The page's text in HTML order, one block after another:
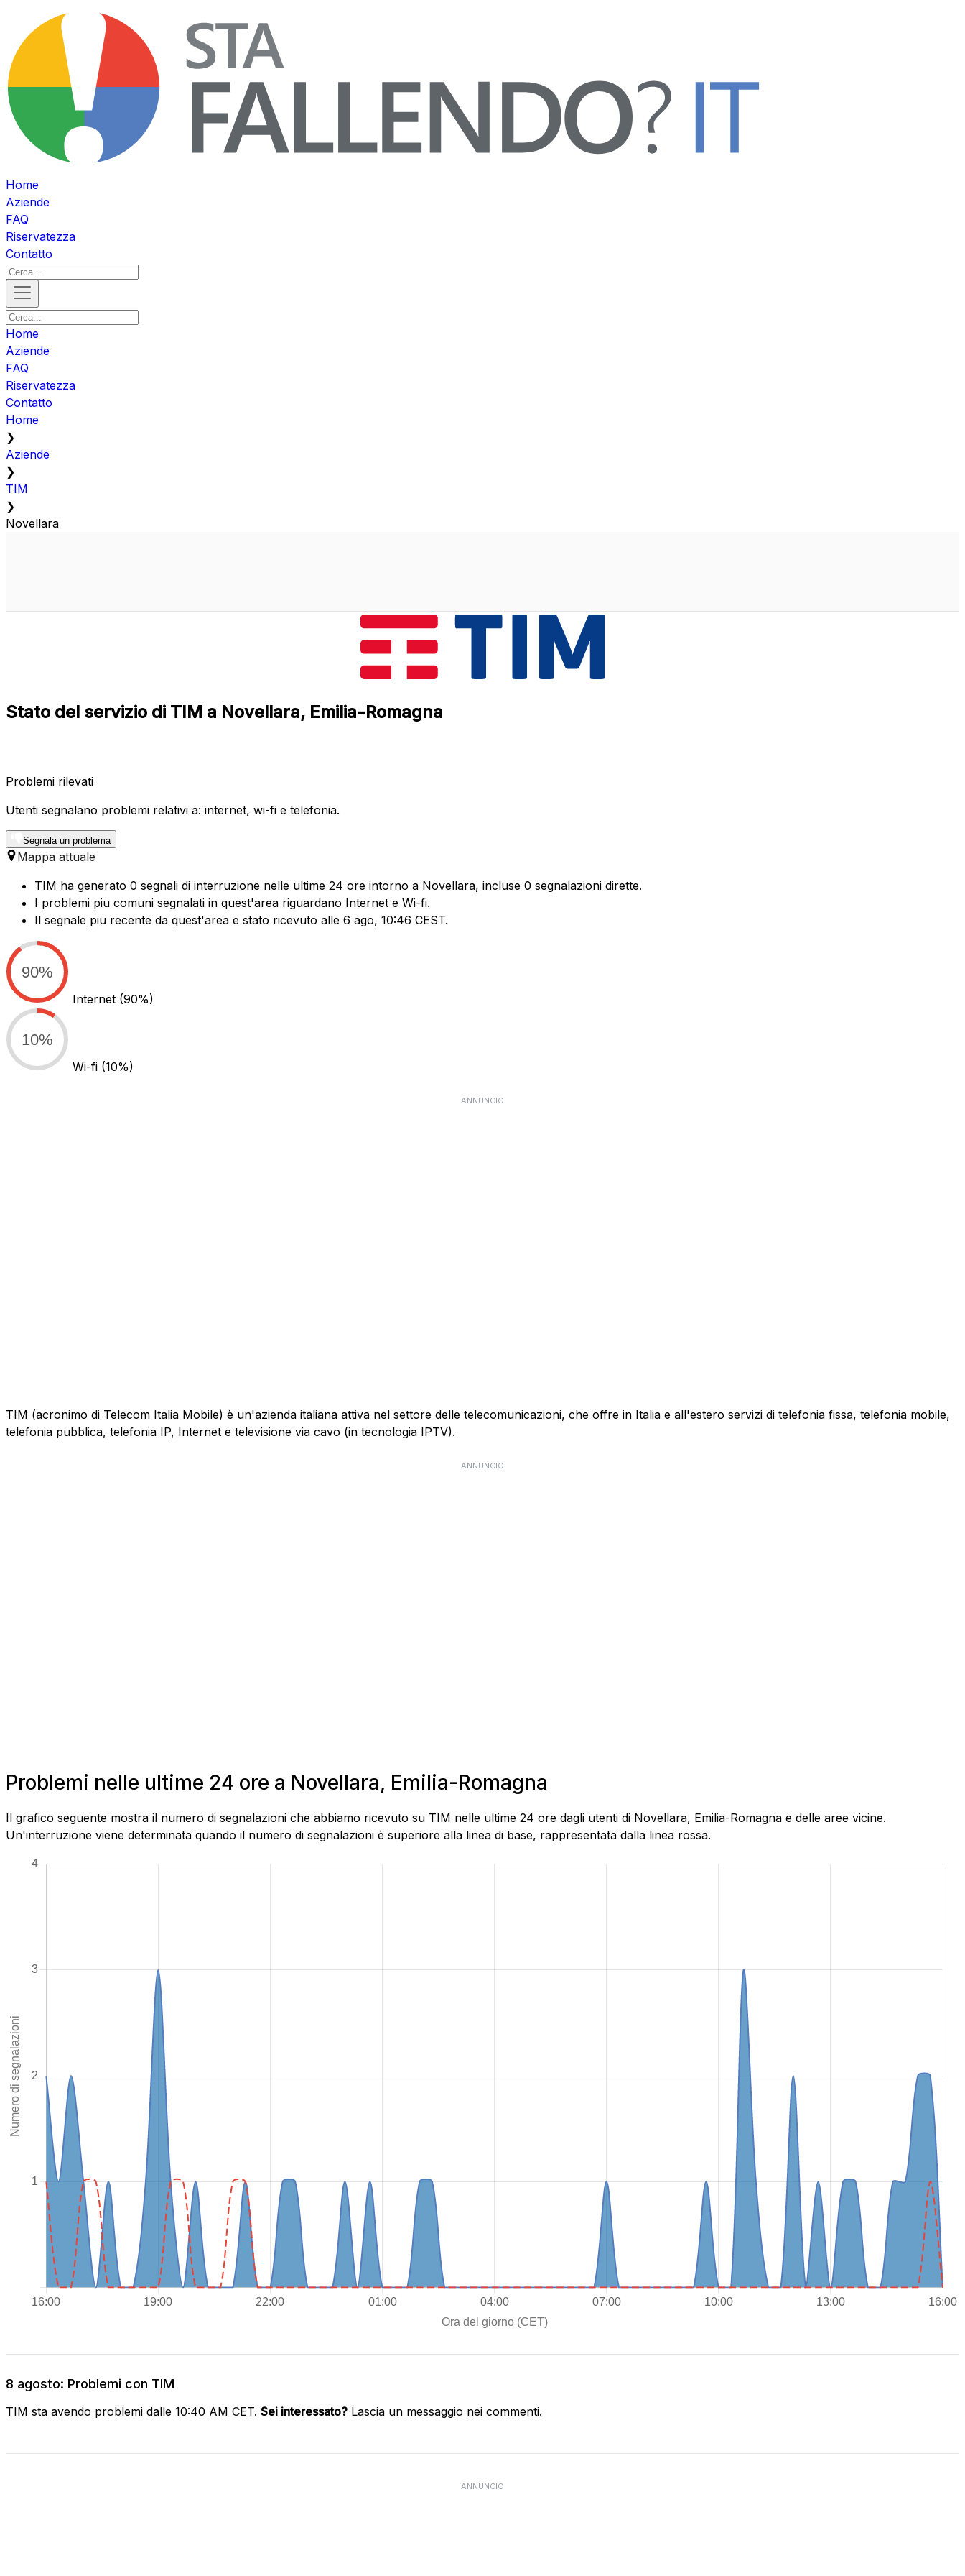
Home
Aziende
FAQ
Riservatezza
Contatto
Home
Aziende
FAQ
Riservatezza
Contatto
Home
❯
Aziende
❯
TIM
❯
Novellara
Stato del servizio di TIM a Novellara, Emilia-Romagna
Problemi rilevati
Utenti segnalano problemi relativi a: internet, wi-fi e telefonia.
Segnala un problema
Mappa attuale
TIM ha generato 0 segnali di interruzione nelle ultime 24 ore intorno a Novellara, incluse 0 segnalazioni dirette.
I problemi piu comuni segnalati in quest'area riguardano Internet e Wi-fi.
Il segnale piu recente da quest'area e stato ricevuto alle 6 ago, 10:46 CEST.
90%
Internet (90%)
10%
Wi-fi (10%)
ANNUNCIO
TIM (acronimo di Telecom Italia Mobile) è un'azienda italiana attiva nel settore delle telecomunicazioni, che offre in Italia e all'estero servizi di telefonia fissa, telefonia mobile,
telefonia pubblica, telefonia IP, Internet e televisione via cavo (in tecnologia IPTV).
ANNUNCIO
Problemi nelle ultime 24 ore a Novellara, Emilia-Romagna
Il grafico seguente mostra il numero di segnalazioni che abbiamo ricevuto su TIM nelle ultime 24 ore dagli utenti di Novellara, Emilia-Romagna e delle aree vicine.
Un'interruzione viene determinata quando il numero di segnalazioni è superiore alla linea di base, rappresentata dalla linea rossa.
8 agosto: Problemi con TIM
TIM sta avendo problemi dalle 10:40 AM CET. Sei interessato? Lascia un messaggio nei commenti.
ANNUNCIO